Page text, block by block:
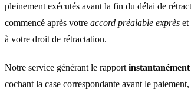
pleinement exécutés avant la fin du délai de
commencé après votre accord préalable exprès et
à votre droit de rétractation.
Notre service générant le rapport
cochant la case correspondante avant le